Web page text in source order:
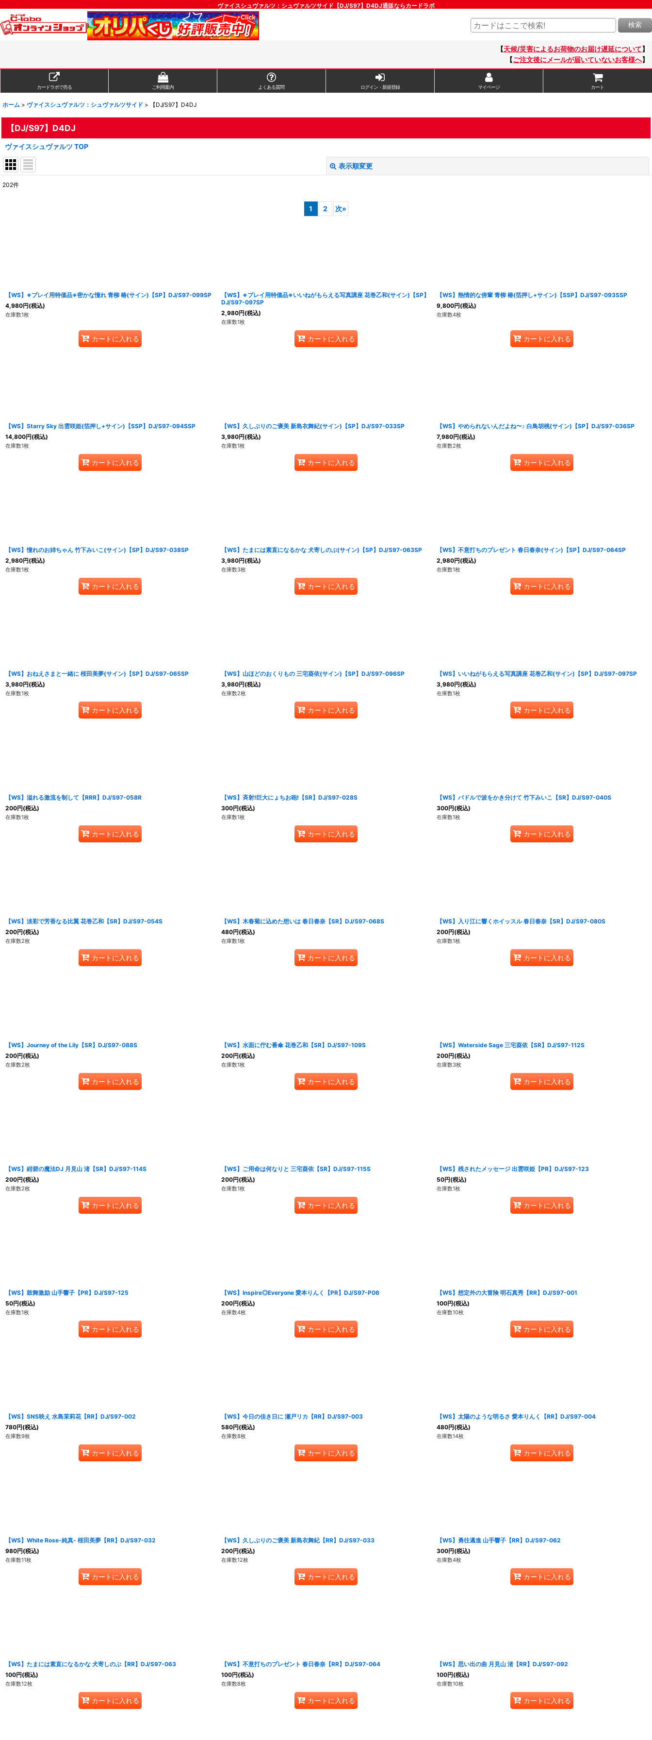
ヴァイスシュヴァルツ：シュヴァルツサイド【DJ/S97】D4DJ通販ならカードラボ
検索
【天候/災害によるお荷物のお届け遅延について】
【ご注文後にメールが届いていないお客様へ】
カードラボで売る ご利用案内 よくある質問 ログイン・新規登録 マイページ カート
ホーム > ヴァイスシュヴァルツ：シュヴァルツサイド > 【DJ/S97】D4DJ
【DJ/S97】D4DJ
ヴァイスシュヴァルツ TOP
表示順変更
202件
1 2 次»
【WS】※プレイ用特価品※密かな憧れ 青柳 椿(サイン)【SP】DJ/S97-099SP
4,980円(税込)
在庫数1枚
カートに入れる
【WS】※プレイ用特価品※いいねがもらえる写真講座 花巻乙和(サイン)【SP】
DJ/S97-097SP
2,980円(税込)
在庫数1枚
カートに入れる
【WS】熱情的な傍輩 青柳 椿(箔押し+サイン)【SSP】DJ/S97-093SSP
9,800円(税込)
在庫数4枚
カートに入れる
【WS】Starry Sky 出雲咲姫(箔押し+サイン)【SSP】DJ/S97-094SSP
14,800円(税込)
在庫数1枚
カートに入れる
【WS】久しぶりのご褒美 新島衣舞紀(サイン)【SP】DJ/S97-033SP
3,980円(税込)
在庫数1枚
カートに入れる
【WS】やめられないんだよね〜♪ 白鳥胡桃(サイン)【SP】DJ/S97-036SP
7,980円(税込)
在庫数2枚
カートに入れる
【WS】憧れのお姉ちゃん 竹下みいこ(サイン)【SP】DJ/S97-038SP
2,980円(税込)
在庫数1枚
カートに入れる
【WS】たまには素直になるかな 犬寄しのぶ(サイン)【SP】DJ/S97-063SP
3,980円(税込)
在庫数3枚
カートに入れる
【WS】不意打ちのプレゼント 春日春奈(サイン)【SP】DJ/S97-064SP
2,980円(税込)
在庫数1枚
カートに入れる
【WS】おねえさまと一緒に 桜田美夢(サイン)【SP】DJ/S97-065SP
3,980円(税込)
在庫数1枚
カートに入れる
【WS】山ほどのおくりもの 三宅葵依(サイン)【SP】DJ/S97-096SP
3,980円(税込)
在庫数2枚
カートに入れる
【WS】いいねがもらえる写真講座 花巻乙和(サイン)【SP】DJ/S97-097SP
3,980円(税込)
在庫数1枚
カートに入れる
【WS】溢れる激流を制して【RRR】DJ/S97-058R
200円(税込)
在庫数1枚
カートに入れる
【WS】斉射!巨大にょちお砲!【SR】DJ/S97-028S
300円(税込)
在庫数1枚
カートに入れる
【WS】パドルで波をかき分けて 竹下みいこ【SR】DJ/S97-040S
300円(税込)
在庫数1枚
カートに入れる
【WS】淡彩で芳香なる比翼 花巻乙和【SR】DJ/S97-054S
200円(税込)
在庫数2枚
カートに入れる
【WS】木春菊に込めた想いは 春日春奈【SR】DJ/S97-068S
480円(税込)
在庫数1枚
カートに入れる
【WS】入り江に響くホイッスル 春日春奈【SR】DJ/S97-080S
200円(税込)
在庫数1枚
カートに入れる
【WS】Journey of the Lily【SR】DJ/S97-088S
200円(税込)
在庫数2枚
カートに入れる
【WS】水面に佇む番傘 花巻乙和【SR】DJ/S97-109S
200円(税込)
在庫数1枚
カートに入れる
【WS】Waterside Sage 三宅葵依【SR】DJ/S97-112S
200円(税込)
在庫数3枚
カートに入れる
【WS】紺碧の魔法DJ 月見山 渚【SR】DJ/S97-114S
200円(税込)
在庫数2枚
カートに入れる
【WS】ご用命は何なりと 三宅葵依【SR】DJ/S97-115S
200円(税込)
在庫数1枚
カートに入れる
【WS】残されたメッセージ 出雲咲姫【PR】DJ/S97-123
50円(税込)
在庫数1枚
カートに入れる
【WS】鼓舞激励 山手響子【PR】DJ/S97-125
50円(税込)
在庫数1枚
カートに入れる
【WS】Inspire◎Everyone 愛本りんく【PR】DJ/S97-P06
200円(税込)
在庫数4枚
カートに入れる
【WS】想定外の大冒険 明石真秀【RR】DJ/S97-001
100円(税込)
在庫数10枚
カートに入れる
【WS】SNS映え 水島茉莉花【RR】DJ/S97-002
780円(税込)
在庫数9枚
カートに入れる
【WS】今日の佳き日に 瀬戸リカ【RR】DJ/S97-003
580円(税込)
在庫数8枚
カートに入れる
【WS】太陽のような明るさ 愛本りんく【RR】DJ/S97-004
480円(税込)
在庫数14枚
カートに入れる
【WS】White Rose-純真- 桜田美夢【RR】DJ/S97-032
980円(税込)
在庫数11枚
カートに入れる
【WS】久しぶりのご褒美 新島衣舞紀【RR】DJ/S97-033
200円(税込)
在庫数12枚
カートに入れる
【WS】勇往邁進 山手響子【RR】DJ/S97-062
300円(税込)
在庫数4枚
カートに入れる
【WS】たまには素直になるかな 犬寄しのぶ【RR】DJ/S97-063
100円(税込)
在庫数12枚
カートに入れる
【WS】不意打ちのプレゼント 春日春奈【RR】DJ/S97-064
100円(税込)
在庫数8枚
カートに入れる
【WS】思い出の曲 月見山 渚【RR】DJ/S97-092
100円(税込)
在庫数10枚
カートに入れる